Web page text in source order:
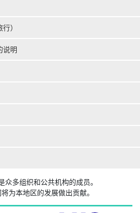
）
说明
众多组织和公共机构的成员。
为本地区的发展做出贡献。